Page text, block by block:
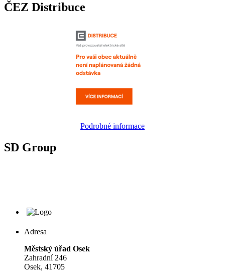
ČEZ Distribuce
Podrobné informace
SD Group
Adresa
Městský úřad Osek
Zahradní 246
Osek, 41705